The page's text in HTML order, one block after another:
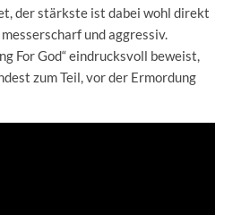
der stärkste ist dabei wohl direkt
und aggressiv.
For God“ eindrucksvoll beweist,
zum Teil, vor der Ermordung